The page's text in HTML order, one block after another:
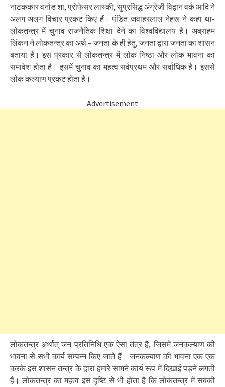
नाटककार वर्नाड शा, प्रोफेसर लास्की, सुप्रसिद्ध अंग्रेजी विद्वान वर्क आदि ने
अलग अलग विचार प्रकट किए हैं। पंडित जवाहरलाल नेहरू ने कहा था-
लोकतन्त्र में चुनाव राजनैतिक शिक्षा देने का विश्वविद्यालय है। अब्राहम
लिंकन ने लोकतन्त्र का अर्थ – जनता के ही हेतु, जनता द्वारा जनता का शासन
बताया है। इस प्रकार से लोकतन्त्र में लोक निष्ठा और लोक भावना का
समावेश होता है। इसमें चुनाव का महत्व सर्वप्रथम और सर्वाधिक है। इससे
लोक कल्याण प्रकट होता है।
Advertisement
लोकतन्त्र अर्थात् जन प्रतिनिधि एक ऐसा तंत्र है, जिसमें जनकल्याण की
भावना से सभी कार्य सम्पन्न किए जाते हैं। जनकल्याण की भावना एक एक
करके इस शासन तन्त्र के द्वारा हमारे सामने कार्य रूप में दिखाई पड़ने लगती
है। लोकतन्त्र का महत्व इस दृष्टि से भी होता है कि लोकतन्त्र में सबकी